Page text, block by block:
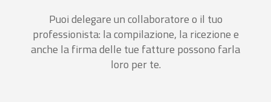
Puoi delegare un collaboratore o il tuo
professionista: la compilazione, la ricezione e
anche la firma delle tue fatture possono farla
loro per te.